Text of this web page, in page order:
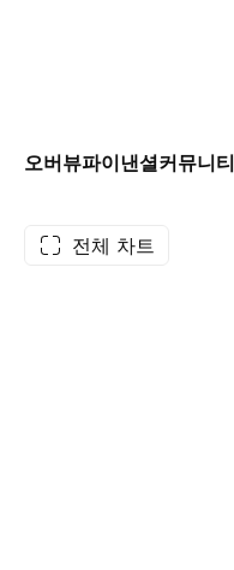
오버뷰파이낸셜커뮤니티
전체 차트